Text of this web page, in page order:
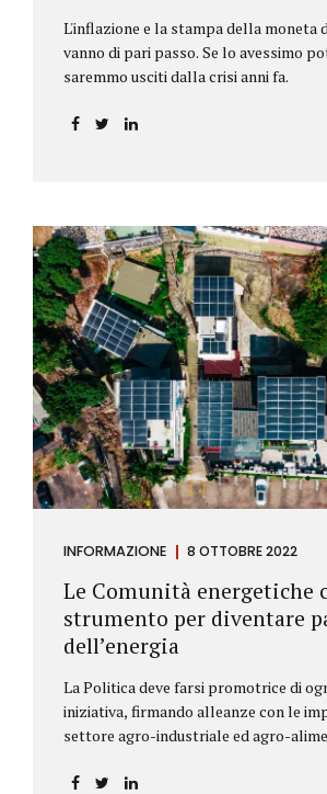
L'inflazione e la stampa della moneta
vanno di pari passo. Se lo avessimo
saremmo usciti dalla crisi anni fa.
INFORMAZIONE 8 OTTOBRE 2022
Le Comunità energetiche
strumento per diventare
dell’energia
La Politica deve farsi promotrice di
iniziativa, firmando alleanze con le
settore agro-industriale ed agro-